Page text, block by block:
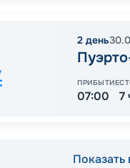
2 день
ПРИБЫТИЕ
07:00 7
Показать